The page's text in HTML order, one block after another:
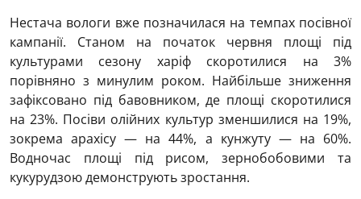
Нестача вологи вже позначилася на темпах посівної
кампанії. Станом на початок червня площі під
культурами сезону харіф скоротилися на 3%
порівняно з минулим роком. Найбільше зниження
зафіксовано під бавовником, де площі скоротилися
на 23%. Посіви олійних культур зменшилися на 19%,
зокрема арахісу — на 44%, а кунжуту — на 60%.
Водночас площі під рисом, зернобобовими та
кукурудзою демонструють зростання.